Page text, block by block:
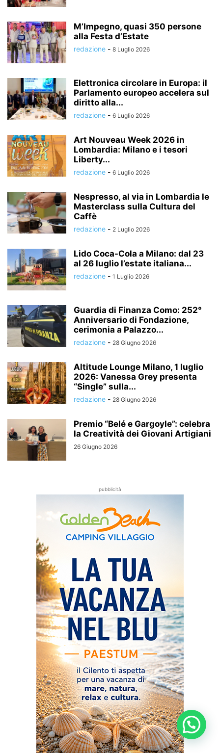
M’Impegno, quasi 350 persone
alla Festa d’Estate
redazione - 8 Luglio 2026
Elettronica circolare in Europa: il
Parlamento europeo accelera sul
diritto alla...
redazione - 6 Luglio 2026
Art Nouveau Week 2026 in
Lombardia: Milano e i tesori
Liberty...
redazione - 6 Luglio 2026
Nespresso, al via in Lombardia le
Masterclass sulla Cultura del
Caffè
redazione - 2 Luglio 2026
Lido Coca-Cola a Milano: dal 23
al 26 luglio l’estate italiana...
redazione - 1 Luglio 2026
Guardia di Finanza Como: 252°
Anniversario di Fondazione,
cerimonia a Palazzo...
redazione - 28 Giugno 2026
Altitude Lounge Milano, 1 luglio
2026: Vanessa Grey presenta
“Single” sulla...
redazione - 28 Giugno 2026
Premio “Belé e Gargoyle”: celebra
la Creatività dei Giovani Artigiani
26 Giugno 2026
pubblicità